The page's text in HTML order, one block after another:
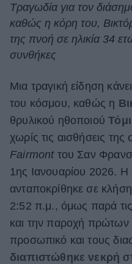
Cooking
Green
Αφιερώματα
ΒΟΞ
Χωρίς Ταμπέλες
Women's Forum
Hautes Grecians
Τραγωδία για τον
καθώς η κόρη του,
της πνοή σε ηλικία 34
συνθήκες
Μια τραγική είδηση
του κόσμου, καθώς η
θρυλικού ηθοποιού
χωρίς τις αισθήσεις της
Fairmontτου Σαν
1ης Ιανουαρίου 2026.
ανταποκρίθηκε σε κλήση
2:52 π.μ., όμως παρά
και την παροχή πρώτων
προσωπικό και τους
διαπιστώθηκε νεκρή